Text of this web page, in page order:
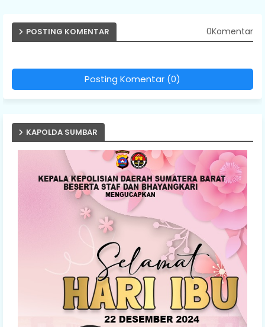
POSTING KOMENTAR 0Komentar
Posting Komentar (0)
KAPOLDA SUMBAR